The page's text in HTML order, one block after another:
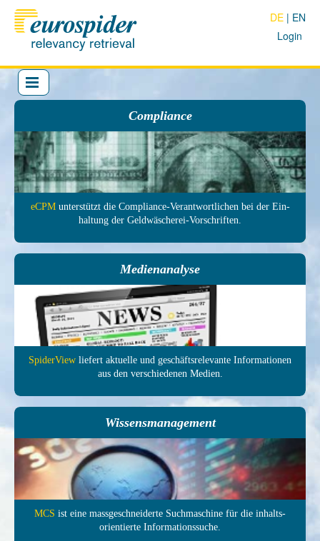
Login
DE EN
Compliance
eCPMunter­stützt die Com­pliance-Ver­antwort­lichen bei der Ein­
haltung der Geld­wäscherei-Vor­schrif­ten.
Medienanalyse
SpiderView liefert aktuelle und ge­schäfts­relevante In­forma­tionen
aus den ver­schie­denen Medien.
Wissensmanagement
MCS ist eine mass­ge­schneiderte Such­maschine für die inhalts­
orientierte In­formations­suche.